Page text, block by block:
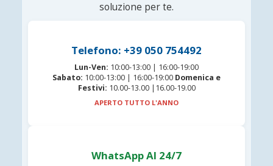
soluzione per te.
Telefono: +39 050 754492
Lun-Ven: 10:00-13:00 | 16:00-19:00
Sabato: 10:00-13:00 | 16:00-19:00 Domenica e
Festivi: 10.00-13.00 |16.00-19.00
APERTO TUTTO L'ANNO
WhatsApp AI 24/7